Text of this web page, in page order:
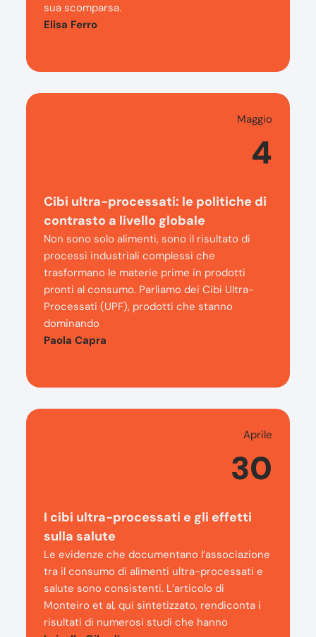
sua scomparsa.
Elisa Ferro
Maggio
4
Cibi ultra-processati: le politiche di
contrasto a livello globale
Non sono solo alimenti, sono il risultato di
processi industriali complessi che
trasformano le materie prime in prodotti
pronti al consumo. Parliamo dei Cibi Ultra-
Processati (UPF), prodotti che stanno
dominando
Paola Capra
Aprile
30
I cibi ultra-processati e gli effetti
sulla salute
Le evidenze che documentano l’associazione
tra il consumo di alimenti ultra-processati e
salute sono consistenti. L’articolo di
Monteiro et al, qui sintetizzato, rendiconta i
risultati di numerosi studi che hanno